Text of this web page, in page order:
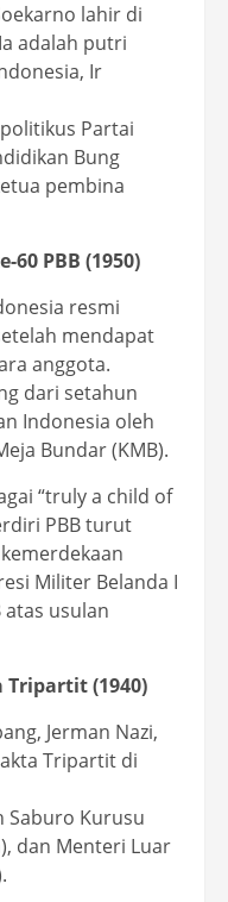
lahir di
adalah putri
Ir
Partai
Bung
pembina
60 PBB (1950)
resmi
mendapat
anggota.
dari setahun
Indonesia oleh
Bundar (KMB).
“truly a child of
PBB turut
Militer Belanda I
atas usulan
Tripartit (1940)
Jerman Nazi,
Tripartit di
Saburo Kurusu
dan Menteri Luar